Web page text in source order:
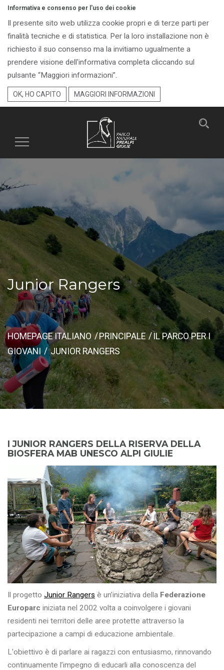
Informativa e consenso per l'uso dei cookie
Il presente sito web utilizza cookie propri e di terze parti per
finalità tecniche e di statistica. Per la loro installazione non è
richiesto il suo consenso ma la invitiamo ugualmente a
prendere visione dell'informativa completa cliccando sul
pulsante “Maggiori informazioni”.
OK, HO CAPITO MAGGIORI INFORMAZIONI
Toggle
Junior Rangers
HOMEPAGE ITALIANO PRINCIPALE
IL PARCO PER I
GIOVANI
JUNIOR RANGERS
I JUNIOR RANGERS DELLA RISERVA DELLA
BIOSFERA MAB UNESCO ALPI GIULIE
Il progetto Junior Rangers è un’iniziativa della Federazione
Europarc iniziata nel 2002 volta a coinvolgere i giovani
residenti nei territori delle aree protette attraverso la
partecipazione a campi di educazione ambientale.
L'obiettivo è di parlare ai ragazzi con entusiasmo, rinnovando
continuamente l’impegno di educarli alla conoscenza del